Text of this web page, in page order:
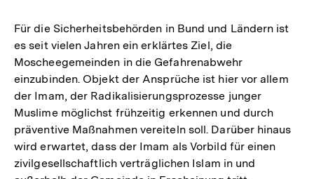
Für die Sicherheitsbehörden in Bund und Ländern ist
es seit vielen Jahren ein erklärtes Ziel, die
Moscheegemeinden in die Gefahrenabwehr
einzubinden. Objekt der Ansprüche ist hier vor allem
der Imam, der Radikalisierungsprozesse junger
Muslime möglichst frühzeitig erkennen und durch
präventive Maßnahmen vereiteln soll. Darüber hinaus
wird erwartet, dass der Imam als Vorbild für einen
zivilgesellschaftlich verträglichen Islam in und